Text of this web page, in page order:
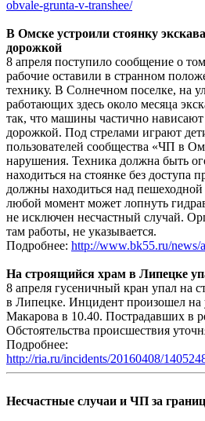
obvale-grunta-v-transhee/
В Омске устроили стоянку
дорожкой
8 апреля поступило сообщение о
рабочие оставили в странном
технику. В Солнечном поселке, на
работающих здесь около месяца
так, что машины частично
дорожкой. Под стрелами играют
пользователей сообщества «ЧП в
нарушения. Техника должна быть
находиться на стоянке без доступа
должны находиться над
любой момент может лопнуть
не исключен несчастный случай.
там работы, не указывается.
Подробнее: http://www.bk55.ru/news/
На строящийся храм в Липецке
8 апреля гусеничный кран упал на
в Липецке. Инцидент произошел на
Макарова в 10.40. Пострадавших в
Обстоятельства происшествия
Подробнее:
http://ria.ru/incidents/20160408/
Несчастные случаи и ЧП за